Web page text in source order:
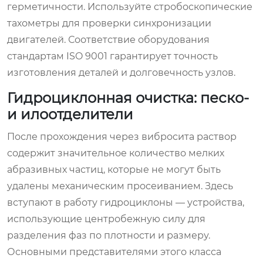
герметичности. Используйте стробоскопические
тахометры для проверки синхронизации
двигателей. Соответствие оборудования
стандартам ISO 9001 гарантирует точность
изготовления деталей и долговечность узлов.
Гидроциклонная очистка: песко-
и илоотделители
После прохождения через вибросита раствор
содержит значительное количество мелких
абразивных частиц, которые не могут быть
удалены механическим просеиванием. Здесь
вступают в работу гидроциклоны — устройства,
использующие центробежную силу для
разделения фаз по плотности и размеру.
Основными представителями этого класса